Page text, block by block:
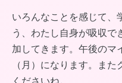
いろんなことを感じて、
う、わたし自身が吸収で
加してきます。午後のマ
（月）になります。ま
くださいね。